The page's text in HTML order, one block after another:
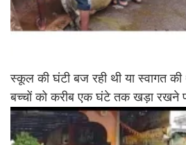
स्कूल की घंटी बज रही थी या स्वागत
बच्चों को करीब एक घंटे तक खड़ा रखने